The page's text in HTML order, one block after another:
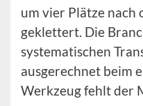
um vier Plätze nach
geklettert. Die
systematischen
ausgerechnet beim
Werkzeug fehlt der